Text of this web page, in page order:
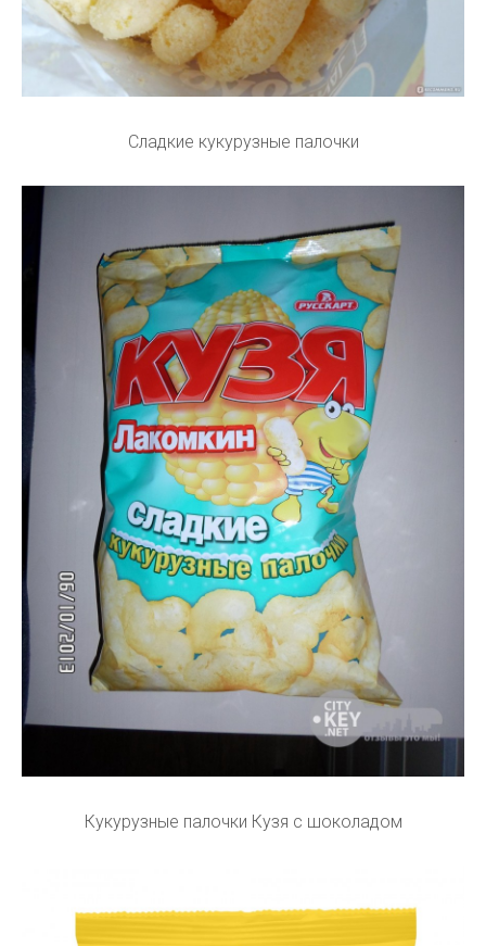
Сладкие кукурузные палочки
Кукурузные палочки Кузя с шоколадом